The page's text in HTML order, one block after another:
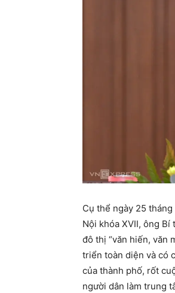
Cụ thể ngày 25
Nội khóa XVII, ông
đô thị “văn hiến, văn
triển toàn diện và có
của thành phố, rốt
người dân làm trung